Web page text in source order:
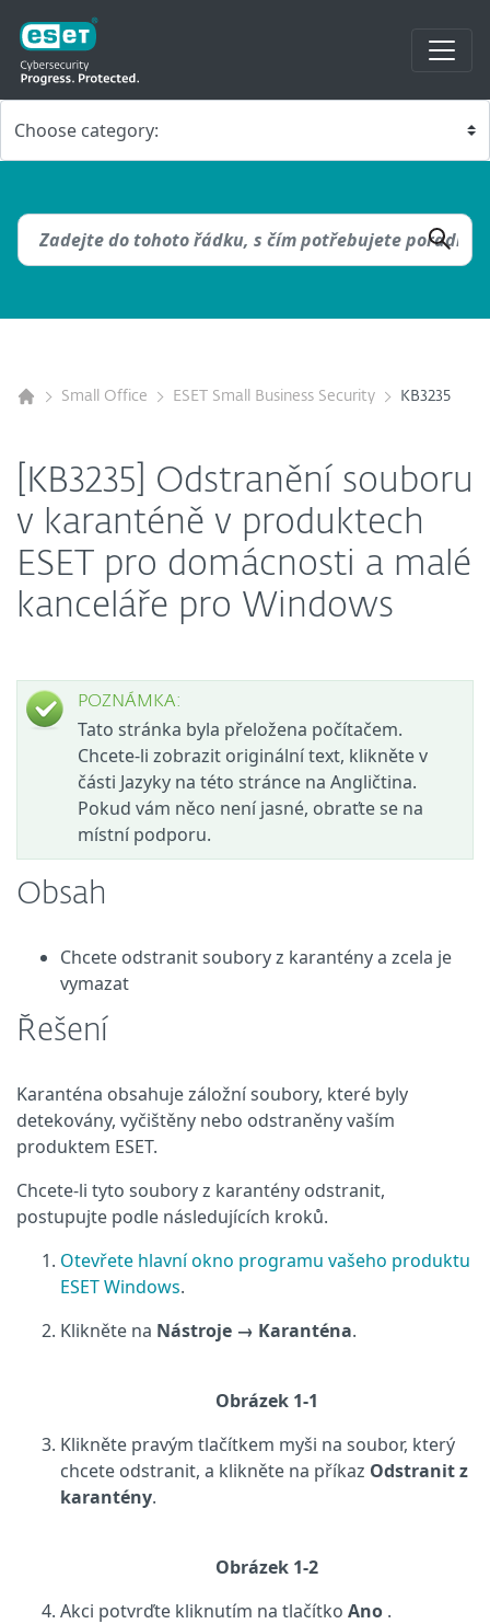
Small Office ESET Small Business Security KB3235
[KB3235] Odstranění souboru
v karanténě v produktech
ESET pro domácnosti a malé
kanceláře pro Windows
POZNÁMKA:
Tato stránka byla přeložena počítačem.
Chcete-li zobrazit originální text, klikněte v
části Jazyky na této stránce na Angličtina.
Pokud vám něco není jasné, obraťte se na
místní podporu.
Obsah
Chcete odstranit soubory z karantény a zcela je
vymazat
Řešení
Karanténa obsahuje záložní soubory, které byly
detekovány, vyčištěny nebo odstraněny vaším
produktem ESET.
Chcete-li tyto soubory z karantény odstranit,
postupujte podle následujících kroků.
Otevřete hlavní okno programu vašeho produktu
ESET Windows.
Klikněte na Nástroje → Karanténa.
Obrázek 1-1
Klikněte pravým tlačítkem myši na soubor, který
chcete odstranit, a klikněte na příkaz Odstranit z
karantény.
Obrázek 1-2
Akci potvrďte kliknutím na tlačítko Ano .